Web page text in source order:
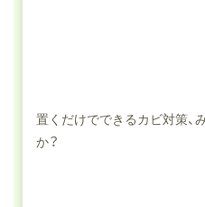
置くだけでできるカビ対策、
か？